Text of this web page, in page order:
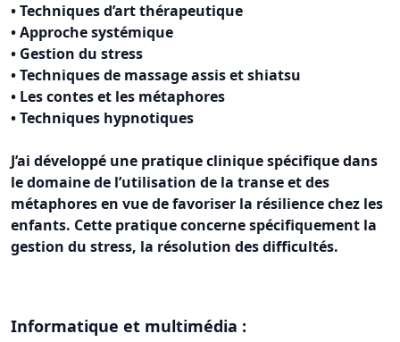
• Techniques d’art thérapeutique
• Approche systémique
• Gestion du stress
• Techniques de massage assis et shiatsu
• Les contes et les métaphores
• Techniques hypnotiques
J’ai développé une pratique clinique spécifique dans
le domaine de l’utilisation de la transe et des
métaphores en vue de favoriser la résilience chez les
enfants. Cette pratique concerne spécifiquement la
gestion du stress, la résolution des difficultés.
Informatique et multimédia :